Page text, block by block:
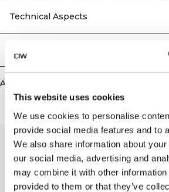
This website uses cookies
We use cookies to personalise
provide social media features and to
We also share information about
our social media, advertising and
may combine it with other information
provided to them or that they’ve
trendigen Oversized-Look schaffen. Auf der
gesticktes ICIW-Logo, das dem Design eine
regulären Passform kombiniert es Komfort und
Überschnittene Ärmelöffnungen und gerippte
Look. Dezentes ICIW-Sticklogo auf der Rückseite.
Bio-Baumwolle, 30% recyceltes Polyester.
Technical Aspects
Ähnliche Produkte